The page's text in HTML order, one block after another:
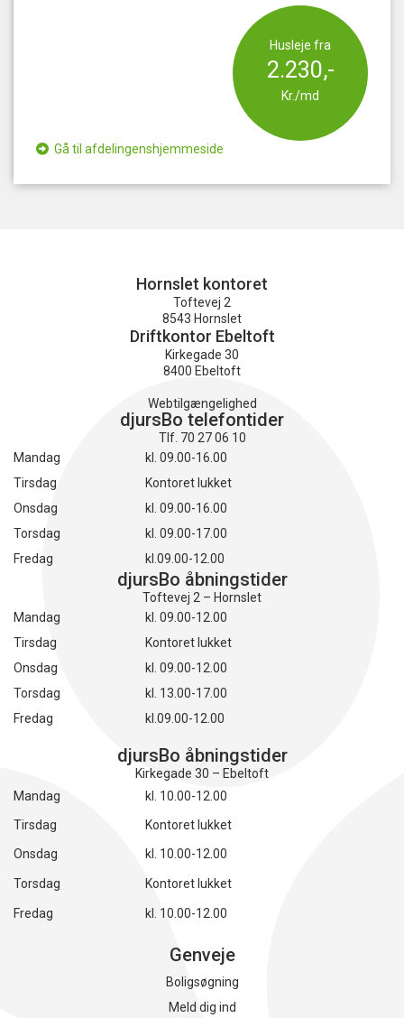
Husleje fra
2.230,-
Kr./md
Gå til afdelingenshjemmeside
Hornslet kontoret
Toftevej 2
8543 Hornslet
Driftkontor Ebeltoft
Kirkegade 30
8400 Ebeltoft
Webtilgængelighed
djursBo telefontider
Tlf. 70 27 06 10
Mandag
kl. 09.00-16.00
Tirsdag
Kontoret lukket
Onsdag
kl. 09.00-16.00
Torsdag
kl. 09.00-17.00
Fredag
kl.09.00-12.00
djursBo åbningstider
Toftevej 2 – Hornslet
Mandag
kl. 09.00-12.00
Tirsdag
Kontoret lukket
Onsdag
kl. 09.00-12.00
Torsdag
kl. 13.00-17.00
Fredag
kl.09.00-12.00
djursBo åbningstider
Kirkegade 30 – Ebeltoft
Mandag
kl. 10.00-12.00
Tirsdag
Kontoret lukket
Onsdag
kl. 10.00-12.00
Torsdag Kontoret lukket
Fredag kl. 10.00-12.00
Genveje
Boligsøgning
Meld dig ind